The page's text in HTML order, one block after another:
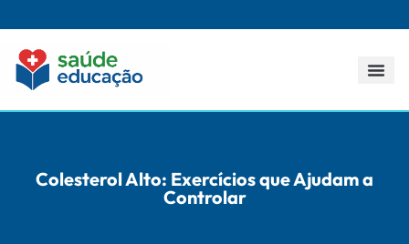
Colesterol Alto: Exercícios que Ajudam a
Controlar